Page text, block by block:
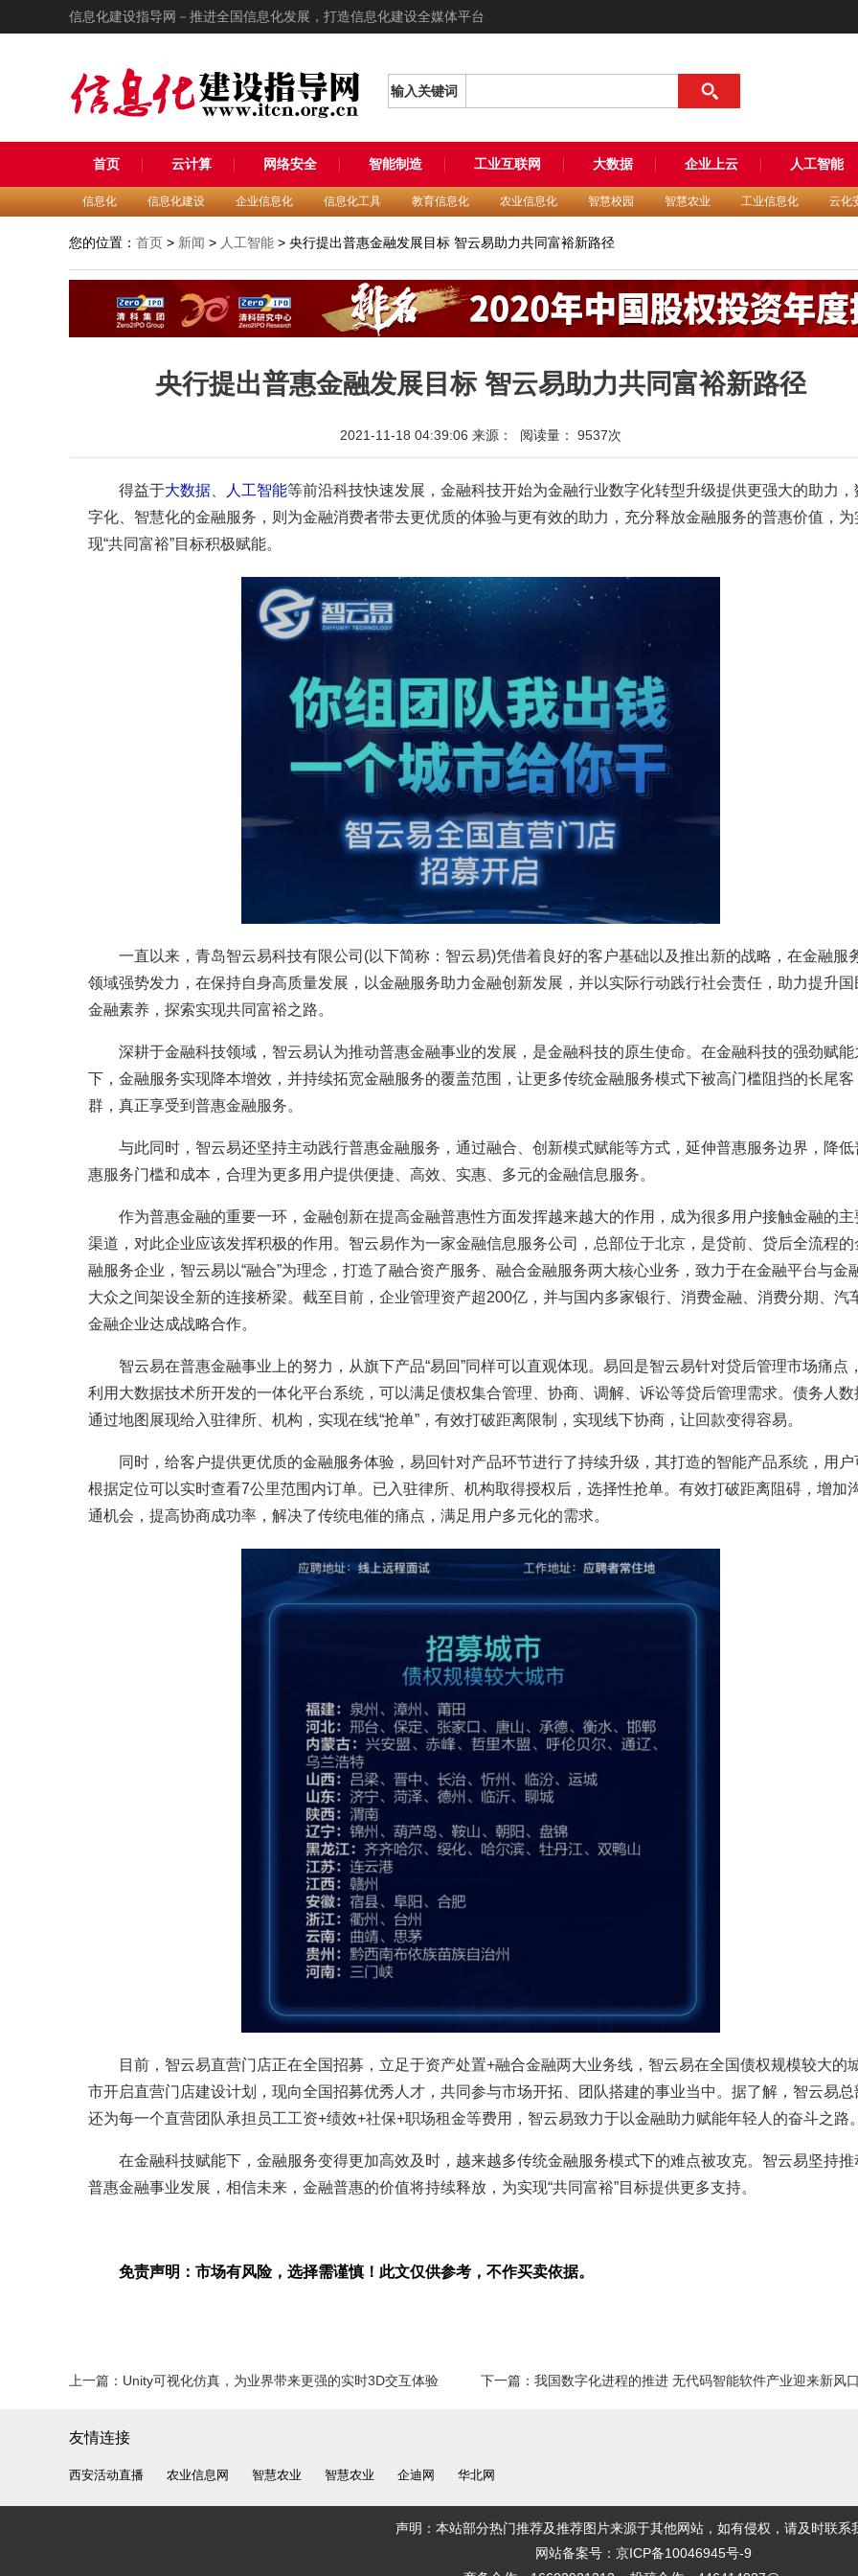
信息化建设指导网－推进全国信息化发展，打造信息化建设全媒体平台
输入关键词
首页 云计算 网络安全 智能制造 工业互联网 大数据 企业上云 人工智能
信息化 信息化建设 企业信息化 信息化工具 教育信息化 农业信息化 智慧校园 智慧农业 工业信息化 云化
您的位置： 首页 > 新闻 > 人工智能 > 央行提出普惠金融发展目标 智云易助力共同富裕新路径
央行提出普惠金融发展目标 智云易助力共同富裕新路径
2021-11-18 04:39:06 来源： 阅读量： 9537次
得益于大数据 人工智能等前沿科技快速发展，金融科技开始为金融行业数字化转型升级提供更强大的助力，
字化、智慧化的金融服务，则为金融消费者带去更优质的体验与更有效的助力，充分释放金融服务的普惠价值，为
现“共同富裕”目标积极赋能。
一直以来，青岛智云易科技有限公司(以下简称：智云易)凭借着良好的客户基础以及推出新的战略，在金融服
领域强势发力，在保持自身高质量发展，以金融服务助力金融创新发展，并以实际行动践行社会责任，助力提升国
金融素养，探索实现共同富裕之路。
深耕于金融科技领域，智云易认为推动普惠金融事业的发展，是金融科技的原生使命。在金融科技的强劲赋能
下，金融服务实现降本增效，并持续拓宽金融服务的覆盖范围，让更多传统金融服务模式下被高门槛阻挡的长尾客
群，真正享受到普惠金融服务。
与此同时，智云易还坚持主动践行普惠金融服务，通过融合、创新模式赋能等方式，延伸普惠服务边界，降低
惠服务门槛和成本，合理为更多用户提供便捷、高效、实惠、多元的金融信息服务。
作为普惠金融的重要一环，金融创新在提高金融普惠性方面发挥越来越大的作用，成为很多用户接触金融的主
渠道，对此企业应该发挥积极的作用。智云易作为一家金融信息服务公司，总部位于北京，是贷前、贷后全流程的
融服务企业，智云易以“融合”为理念，打造了融合资产服务、融合金融服务两大核心业务，致力于在金融平台与金
大众之间架设全新的连接桥梁。截至目前，企业管理资产超200亿，并与国内多家银行、消费金融、消费分期、汽
金融企业达成战略合作。
智云易在普惠金融事业上的努力，从旗下产品“易回”同样可以直观体现。易回是智云易针对贷后管理市场痛点，
利用大数据技术所开发的一体化平台系统，可以满足债权集合管理、协商、调解、诉讼等贷后管理需求。债务人数
通过地图展现给入驻律所、机构，实现在线“抢单”，有效打破距离限制，实现线下协商，让回款变得容易。
同时，给客户提供更优质的金融服务体验，易回针对产品环节进行了持续升级，其打造的智能产品系统，用户
根据定位可以实时查看7公里范围内订单。已入驻律所、机构取得授权后，选择性抢单。有效打破距离阻碍，增加
通机会，提高协商成功率，解决了传统电催的痛点，满足用户多元化的需求。
目前，智云易直营门店正在全国招募，立足于资产处置+融合金融两大业务线，智云易在全国债权规模较大的
市开启直营门店建设计划，现向全国招募优秀人才，共同参与市场开拓、团队搭建的事业当中。据了解，智云易总
还为每一个直营团队承担员工工资+绩效+社保+职场租金等费用，智云易致力于以金融助力赋能年轻人的奋斗之路。
在金融科技赋能下，金融服务变得更加高效及时，越来越多传统金融服务模式下的难点被攻克。智云易坚持推
普惠金融事业发展，相信未来，金融普惠的价值将持续释放，为实现“共同富裕”目标提供更多支持。
免责声明：市场有风险，选择需谨慎！此文仅供参考，不作买卖依据。
上一篇： Unity可视化仿真，为业界带来更强的实时3D交互体验 下一篇： 我国数字化进程的推进 无代码智能软件产业迎来新风口
友情连接
西安活动直播 农业信息网 智慧农业 智慧农业 企迪网 华北网
声明：本站部分热门推荐及推荐图片来源于其他网站，如有侵权，请及时联系
网站备案号：京ICP备10046945号-9